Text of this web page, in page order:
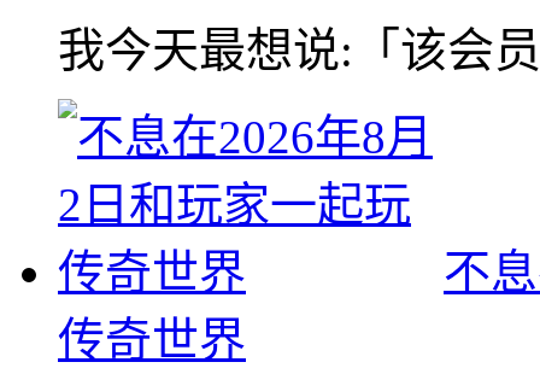
我今天最想说:「该会
不
传奇世界